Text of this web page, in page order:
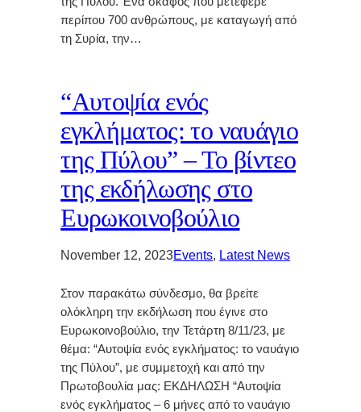
περίπου 700 ανθρώπους, με καταγωγή από
τη Συρία, την…
“Αυτοψία ενός
εγκλήματος: το ναυάγιο
της Πύλου” – Το βίντεο
της εκδήλωσης στο
Ευρωκοινοβούλιο
November 12, 2023Events, Latest News
Στον παρακάτω σύνδεσμο, θα βρείτε
ολόκληρη την εκδήλωση που έγινε στο
Ευρωκοινοβούλιο, την Τετάρτη 8/11/23, με
θέμα: “Αυτοψία ενός εγκλήματος: το ναυάγιο
της Πύλου”, με συμμετοχή και από την
Πρωτοβουλία μας: ΕΚΔΗΛΩΣΗ “Αυτοψία
ενός εγκλήματος – 6 μήνες από το ναυάγιο